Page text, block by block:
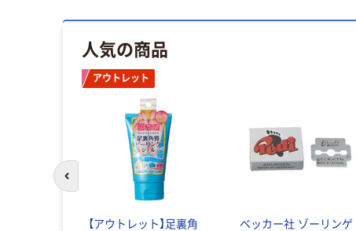
人気の商品
アウトレット
【アウトレット】足裏角
ベッカー社 ゾーリンゲ
前のスライドへ